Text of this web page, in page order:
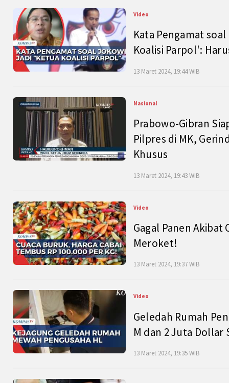
Video
Kata Pengamat
Koalisi Parpol':
13 Maret 2024, 19:44 WIB
Nasional
Prabowo-Gibran
Pilpres di MK,
Khusus
13 Maret 2024, 19:43 WIB
Video
Gagal Panen Akibat
Meroket!
13 Maret 2024, 19:37 WIB
Video
Geledah Rumah
M dan 2 Juta Dollar
13 Maret 2024, 19:35 WIB